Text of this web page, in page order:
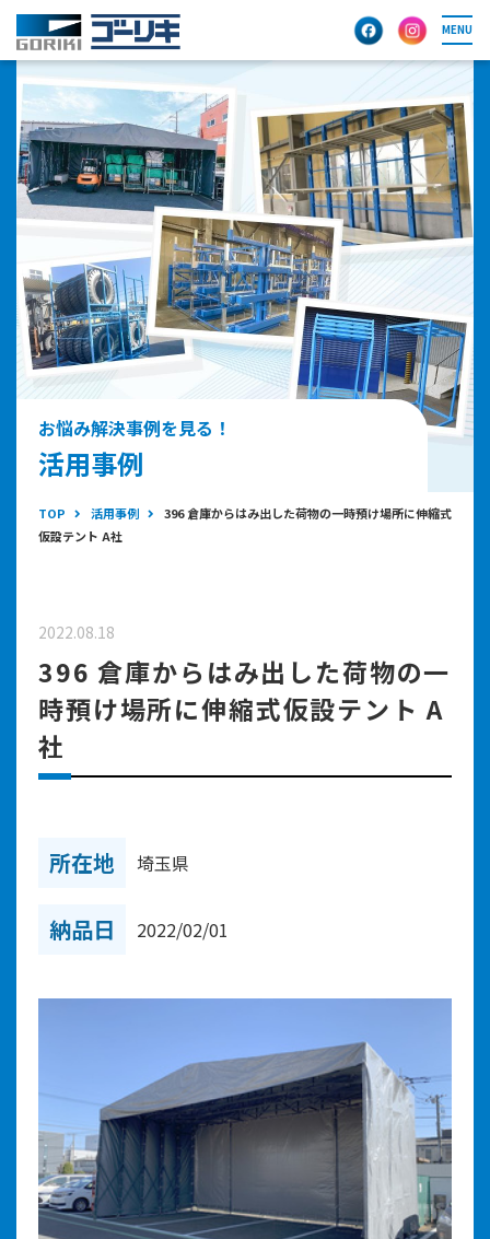
MENU
お悩み解決事例を見る！
活用事例
TOP 活用事例
396 倉庫からはみ出した荷物の一時預け場所に伸縮式
仮設テント A社
2022.08.18
396 倉庫からはみ出した荷物の一
時預け場所に伸縮式仮設テント A
社
所在地 埼玉県
納品日 2022/02/01